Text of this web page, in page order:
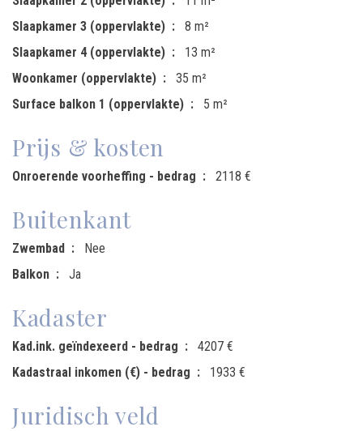
Slaapkamer 3 (oppervlakte)
8 m²
Slaapkamer 4 (oppervlakte)
13 m²
Woonkamer (oppervlakte)
35 m²
Surface balkon 1 (oppervlakte)
5 m²
Prijs & kosten
Onroerende voorheffing - bedrag 2118 €
Buitenkant
Zwembad
Nee
Balkon
Ja
Kadaster
Kad.ink. geïndexeerd - bedrag
4207 €
Kadastraal inkomen (€) - bedrag
1933 €
Juridisch veld